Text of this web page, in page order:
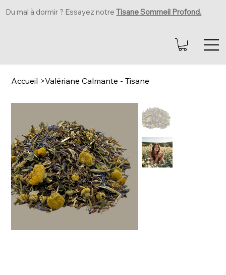
Du mal à dormir ? Essayez notreTisane Sommeil Profond.
Accueil >Valériane Calmante - Tisane